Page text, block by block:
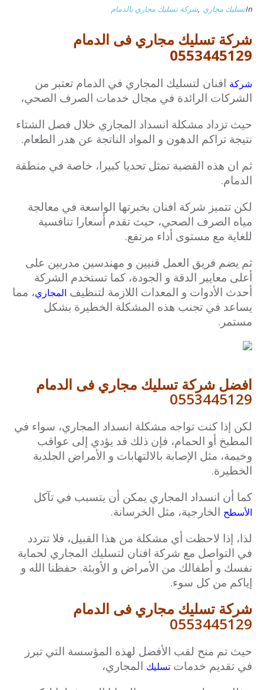
Inتسليك مجاري ,شركة تسليك مجاري بالدمام
شركة تسليك مجاري فى الدمام
0553445129
شركة افنان لتسليك المجاري في الدمام تعتبر من
الشركات الرائدة في مجال خدمات الصرف الصحي،
حيث تزداد مشكلة انسداد المجاري خلال فصل الشتاء
نتيجة تراكم الدهون و المواد الناتجة عن هدر الطعام.
ثم ان هذه القضية تمثل تحديا كبيرا، خاصة في منطقة
الدمام.
لكن تتميز شركة افنان بخبرتها الواسعة في معالجة
مياه الصرف الصحي، حيث تقدم أسعارا تنافسية
للغاية مع مستوى أداء مرتفع.
ثم يضم فريق العمل فنيين و مهندسين مدربين على
أعلى معايير الدقة و الجودة، كما تستخدم الشركة
أحدث الأدوات و المعدات اللازمة لتنظيف المجاري، مما
يساعد في تجنب هذه المشكلة الخطيرة بشكل
مستمر.
افضل شركة تسليك مجاري فى الدمام
0553445129
لكن إذا كنت تواجه مشكلة انسداد المجاري، سواء في
المطبخ أو الحمام، فإن ذلك قد يؤدي إلى عواقب
وخيمة، مثل الإصابة بالالتهابات و الأمراض الجلدية
الخطيرة.
كما أن انسداد المجاري يمكن أن يتسبب في تآكل
الأسطح الخارجية، مثل الخرسانة.
لذا، إذا لاحظت أي مشكلة من هذا القبيل، فلا تتردد
في التواصل مع شركة افنان لتسليك المجاري لحماية
نفسك و أطفالك من الأمراض و الأوبئة. حفظنا الله و
إياكم من كل سوء.
شركة تسليك مجاري فى الدمام
0553445129
حيث تم منح لقب الأفضل لهذه المؤسسة التي تبرز
في تقديم خدمات تسليك المجاري،